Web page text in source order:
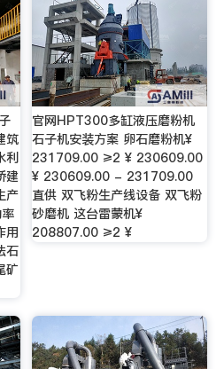
筑
利
建
产
用
石
矿
官网HPT300多缸液压磨粉机
石子机安装方案 卵石磨粉机¥
231709.00 ≥2 ¥ 230609.00
¥ 230609.00 - 231709.00
直供 双飞粉生产线设备 双飞粉
砂磨机 这台雷蒙机¥
208807.00 ≥2 ¥